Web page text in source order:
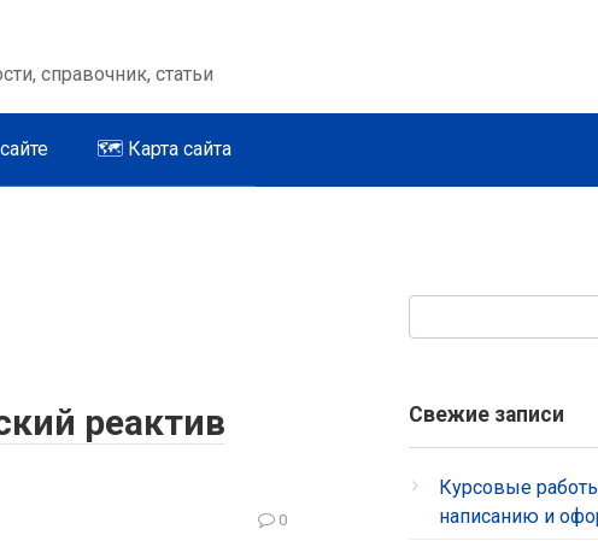
справочник, статьи
🗺️ Карта сайта
реактив
0
Свежие записи
Курсовые
написанию и